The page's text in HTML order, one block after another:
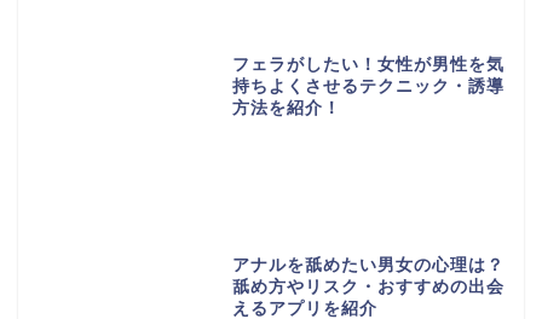
フェラがしたい！女性が男性を気
持ちよくさせるテクニック・誘導
方法を紹介！
アナルを舐めたい男女の心理は？
舐め方やリスク・おすすめの出会
えるアプリを紹介